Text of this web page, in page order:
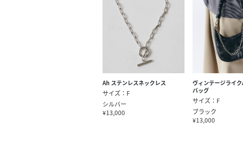
Ah ステンレスネックレス
サイズ：F
シルバー
¥13,000
ヴィンテージライ
バッグ
サイズ：F
ブラック
¥13,000